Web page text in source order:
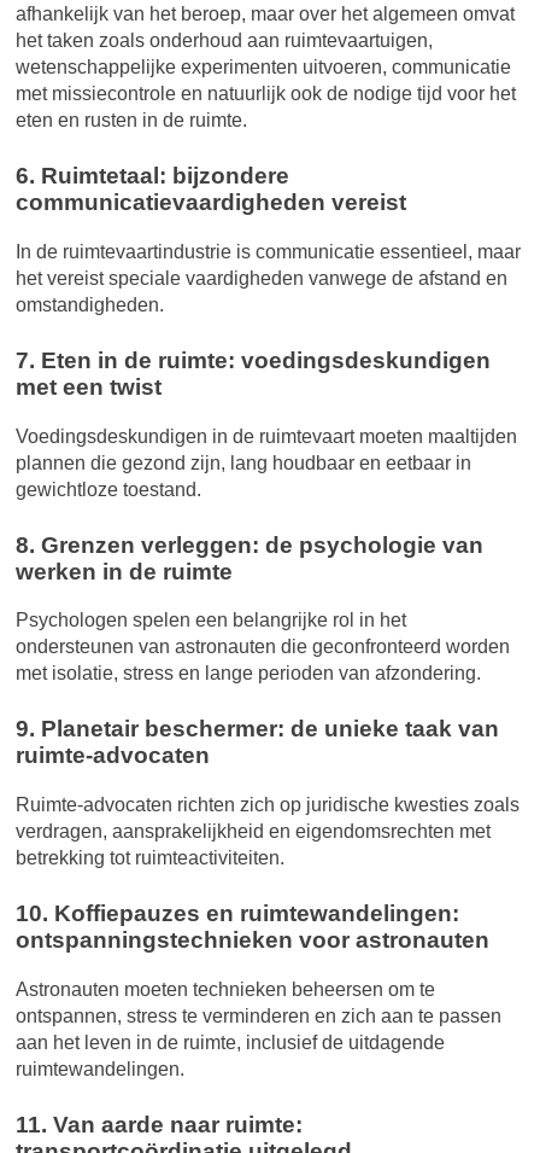
afhankelijk van het beroep, maar over het algemeen omvat
het taken zoals onderhoud aan ruimtevaartuigen,
wetenschappelijke experimenten uitvoeren, communicatie
met missiecontrole en natuurlijk ook de nodige tijd voor het
eten en rusten in de ruimte.
6. Ruimtetaal: bijzondere
communicatievaardigheden vereist
In de ruimtevaartindustrie is communicatie essentieel, maar
het vereist speciale vaardigheden vanwege de afstand en
omstandigheden.
7. Eten in de ruimte: voedingsdeskundigen
met een twist
Voedingsdeskundigen in de ruimtevaart moeten maaltijden
plannen die gezond zijn, lang houdbaar en eetbaar in
gewichtloze toestand.
8. Grenzen verleggen: de psychologie van
werken in de ruimte
Psychologen spelen een belangrijke rol in het
ondersteunen van astronauten die geconfronteerd worden
met isolatie, stress en lange perioden van afzondering.
9. Planetair beschermer: de unieke taak van
ruimte-advocaten
Ruimte-advocaten richten zich op juridische kwesties zoals
verdragen, aansprakelijkheid en eigendomsrechten met
betrekking tot ruimteactiviteiten.
10. Koffiepauzes en ruimtewandelingen:
ontspanningstechnieken voor astronauten
Astronauten moeten technieken beheersen om te
ontspannen, stress te verminderen en zich aan te passen
aan het leven in de ruimte, inclusief de uitdagende
ruimtewandelingen.
11. Van aarde naar ruimte: